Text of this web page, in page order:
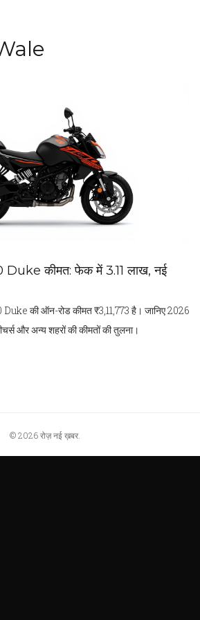
कीमत: फेक में ₹3.11 लाख, नई
की ऑन-रोड कीमत ₹3,11,773 है। जानिए 2026
और अन्य शहरों की कीमतों की तुलना।
© 2026 रोज़ नई ख़बर.